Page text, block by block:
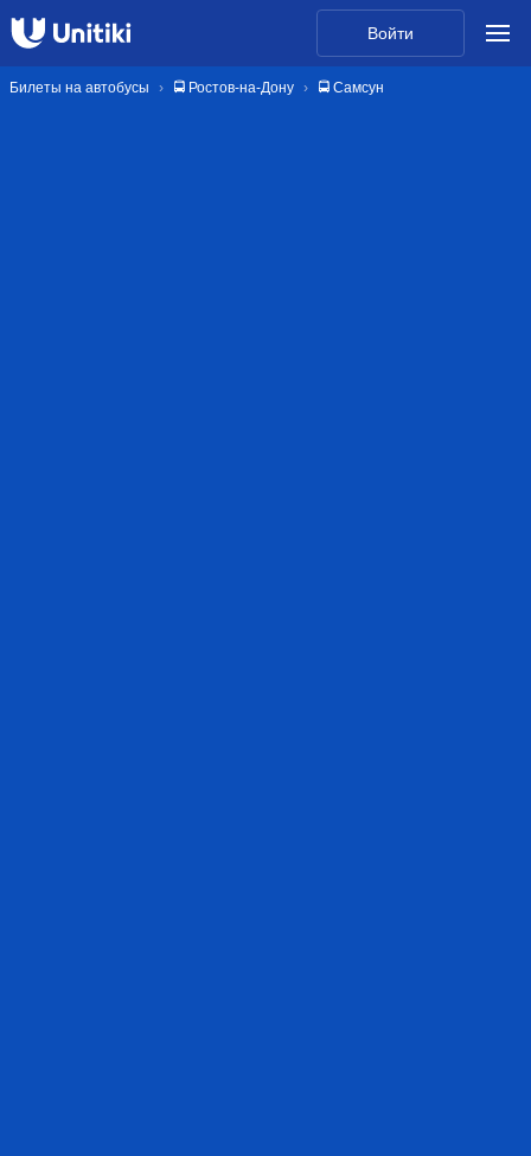
Войти
Билеты на автобусы 🚍 Ростов-на-Дону 🚍 Самсун